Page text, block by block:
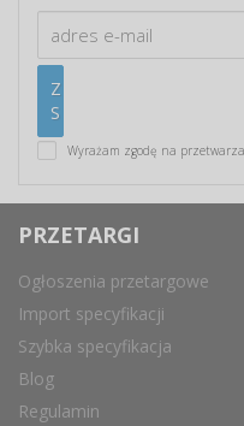
Wyrażam zgodę na
PRZETARGI
Ogłoszenia przetargowe
Import specyfikacji
Szybka specyfikacja
Blog
Regulamin